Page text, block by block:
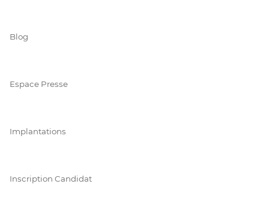
Blog
Espace Presse
Implantations
Inscription Candidat